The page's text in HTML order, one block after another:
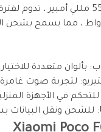
بألوان متعددة
لتجربة صوت